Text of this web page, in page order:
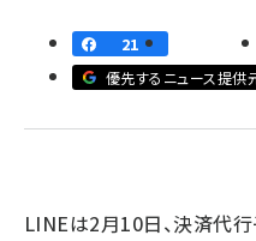
base (1079)
21
優先するニュース提供
LINEは2月10日、決済代